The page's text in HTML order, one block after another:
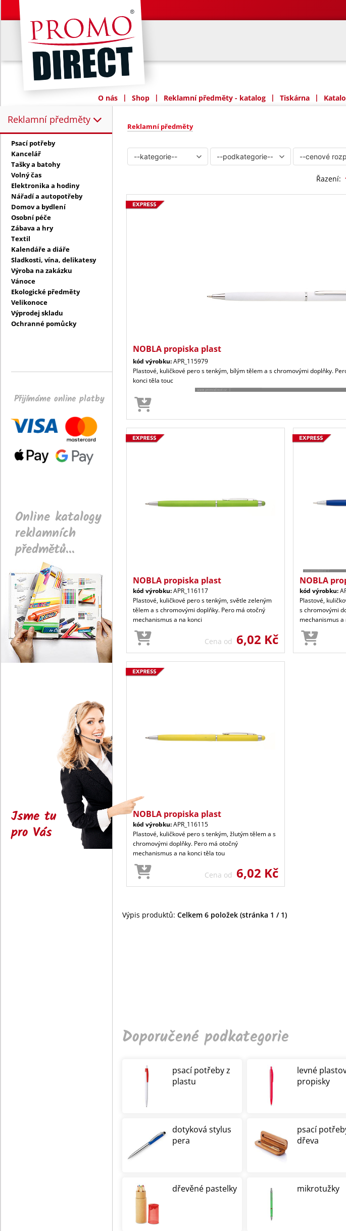
O nás | Shop | Reklamní předměty - katalog | Tiskárna |
Reklamní předměty
Reklamní předměty:
Psací potřeby
Kancelář
Tašky a batohy
Volný čas
Elektronika a hodiny
Nářadí a autopotřeby
Domov a bydlení
Osobní péče
Zábava a hry
Textil
Kalendáře a diáře
Sladkosti, vína, delikatesy
Výroba na zakázku
Vánoce
Ekologické předměty
Velikonoce
Výprodej skladu
Ochranné pomůcky
Přijímáme online platby
Online katalogy
reklamních
předmětů...
Jsme tu
pro Vás
Reklamní předměty
Řazení:
NOBLA propiska plast
kód výrobku:APR_115979
Plastové, kuličkové pero s tenkým, bílým tělem a s chromovými doplňky.
konci těla touc
NOBLA propiska plast
kód výrobku:APR_116117
Plastové, kuličkové pero s tenkým, světle zeleným
tělem a s chromovými doplňky. Pero má otočný
mechanismus a na konci
Cena od 6,02 Kč
NOBLA
kód výrobku:
Plastové,
s chromovými
mechanismus
NOBLA propiska plast
kód výrobku:APR_116115
Plastové, kuličkové pero s tenkým, žlutým tělem a s
chromovými doplňky. Pero má otočný
mechanismus a na konci těla tou
Cena od 6,02 Kč
Výpis produktů: Celkem 6 položek (stránka 1 / 1)
Doporučené podkategorie
psací potřeby z
plastu
levné
propisky
dotyková stylus
pera
psací
dřeva
dřevěné pastelky mikrotužky